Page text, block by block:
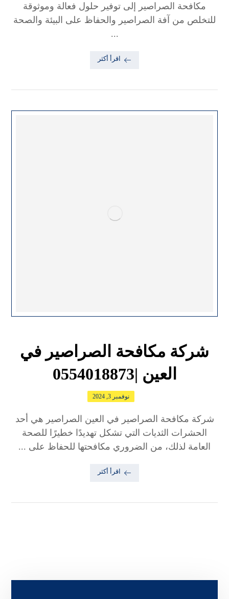
مكافحة الصراصير إلى توفير حلول فعالة وموثوقة
للتخلص من آفة الصراصير والحفاظ على البيئة والصحة
...
اقرأ أكثر
شركة مكافحة الصراصير في
العين |0554018873
نوفمبر 3, 2024
شركة مكافحة الصراصير في العين الصراصير هي أحد
الحشرات الثديات التي تشكل تهديدًا خطيرًا للصحة
العامة لذلك، من الضروري مكافحتها للحفاظ على ...
اقرأ أكثر